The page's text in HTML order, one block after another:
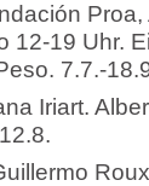
12-19 Uhr.
7.7.-
Iriart.